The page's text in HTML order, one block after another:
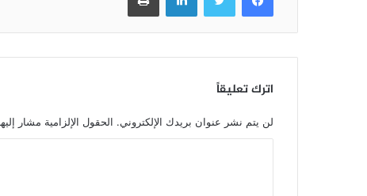
اترك تعليقاً
لن يتم نشر عنوان بريدك الإلكتروني. الحقول الإلزامية مشار